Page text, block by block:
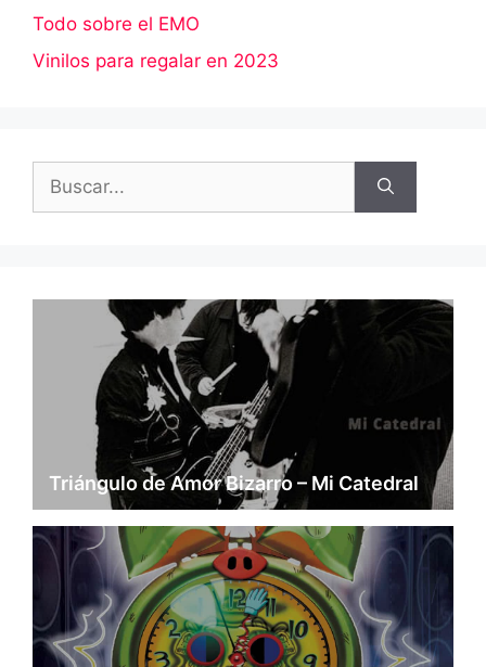
Todo sobre el EMO
Vinilos para regalar en 2023
Triángulo de Amor Bizarro – Mi Catedral